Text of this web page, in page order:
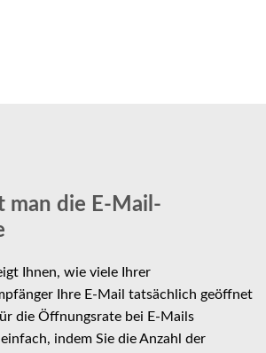
man die E-Mail-
Ihnen, wie viele Ihrer
Ihre E-Mail tatsächlich geöffnet
die Öffnungsrate bei E-Mails
indem Sie die Anzahl der